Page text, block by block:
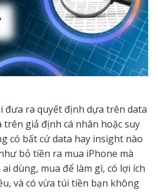
đưa ra quyết định dựa trên data
trên giả định cá nhân hoặc suy
có bất cứ data hay insight nào
bỏ tiền ra mua iPhone mà
dùng, mua để làm gì, có lợi ích
và có vừa túi tiền bạn không